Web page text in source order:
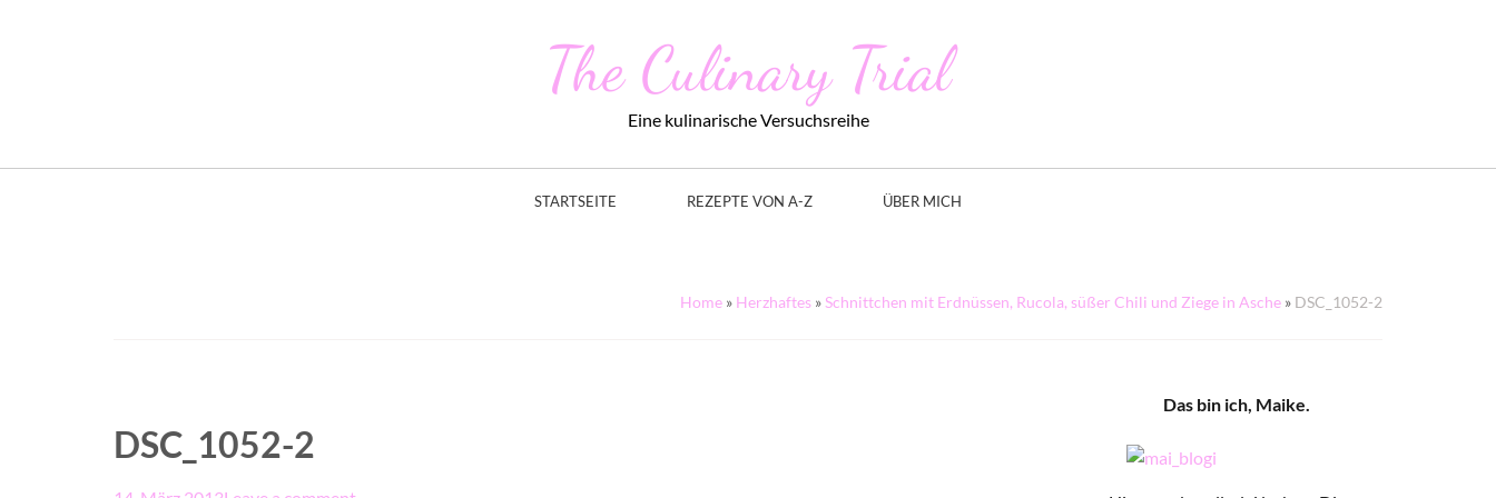
The Culinary Trial
Eine kulinarische Versuchsreihe
STARTSEITE REZEPTE VON A-Z ÜBER MICH
Home » Herzhaftes »Schnittchen mit Erdnüssen, Rucola, süßer Chili und Ziege in Asche » DSC_1052-2
DSC_1052-2
Das bin ich, Maike.